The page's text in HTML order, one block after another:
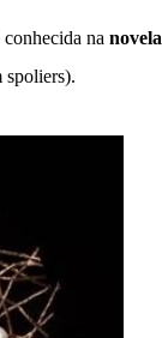
na novela
spoliers).